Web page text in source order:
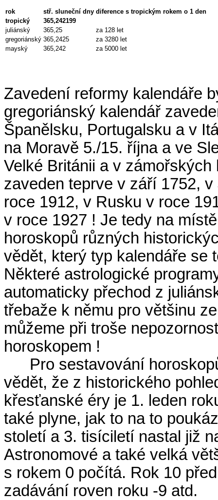
rok stř. sluneční dny diference s tropickým rokem o 1 den
tropický
365,242199
juliánský
365,25
za 128 let
gregoriánský 365,2425
za 3280 let
mayský
365,242 za 5000 let
Zavedení reformy kalendáře
gregoriánský kalendář
Španělsku, Portugalsku a v
na Moravě 5./15. října a ve
Velké Británii a v
zaveden teprve v září 1752,
roce 1912, v Rusku v roce
v roce 1927 ! Je tedy na
horoskopů různých
vědět, který typ kalendáře se
Některé astrologické
automaticky přechod z
třebaže k němu pro většinu
můžeme při troše
horoskopem !
Pro sestavování
vědět, že z historického
křesťanské éry je 1. leden
také plyne, jak to na to
století a 3. tisíciletí nastal již
Astronomové a také velká
s rokem 0 počítá. Rok 10
zadávání roven roku -9 atd.